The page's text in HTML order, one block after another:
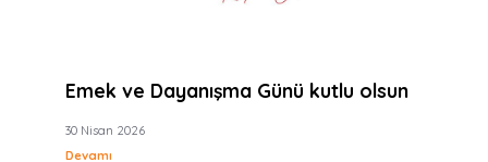
Emek ve Dayanışma Günü kutlu olsun
30 Nisan 2026
Devamı